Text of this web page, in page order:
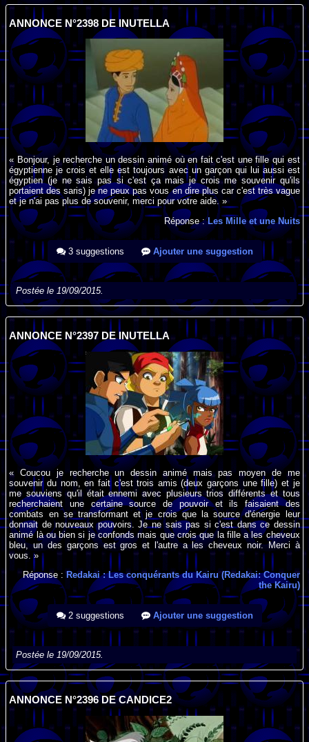
ANNONCE N°2398 DE INUTELLA
« Bonjour, je recherche un dessin animé où en fait c'est une fille qui est
égyptienne je crois et elle est toujours avec un garçon qui lui aussi est
égyptien (je ne sais pas si c'est ça mais je crois me souvenir qu'ils
portaient des saris) je ne peux pas vous en dire plus car c'est très vague
et je n'ai pas plus de souvenir, merci pour votre aide. »
Réponse :Les Mille et une Nuits
3 suggestions Ajouter une suggestion
Postée le 19/09/2015.
ANNONCE N°2397 DE INUTELLA
« Coucou je recherche un dessin animé mais pas moyen de me
souvenir du nom, en fait c'est trois amis (deux garçons une fille) et je
me souviens qu'il était ennemi avec plusieurs trios différents et tous
recherchaient une certaine source de pouvoir et ils faisaient des
combats en se transformant et je crois que la source d'énergie leur
donnait de nouveaux pouvoirs. Je ne sais pas si c'est dans ce dessin
animé là ou bien si je confonds mais que crois que la fille a les cheveux
bleu, un des garçons est gros et l'autre a les cheveux noir. Merci à
vous. »
Réponse :Redakai : Les conquérants du Kairu (Redakai: Conquer
the Kairu)
2 suggestions Ajouter une suggestion
Postée le 19/09/2015.
ANNONCE N°2396 DE CANDICE2